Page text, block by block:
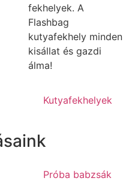
fekhelyek. A
Flashbag
kutyafekhely minden
kisállat és gazdi
álma!
Kutyafekhelyek
Próba babzsák